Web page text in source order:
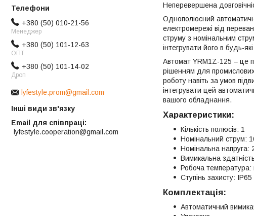
Неперевершена
Однополюсний
електромережі від
струму з номінальним
інтегрувати його в будь-
Автомат YRM1Z-125 – це
рішенням для
роботу навіть за умов
інтегрувати цей
вашого обладнання.
Характеристики:
Кількість полюсів: 1
Номінальний струм:
Номінальна напруга:
Вимикальна
Робоча температура:
Ступінь захисту: IP65
Комплектація:
Автоматичний
+380 (50) 010-21-56
Менеджер
+380 (50) 101-12-63
ОПТ
+380 (50) 101-14-02
Дроп
lyfestyle.prom@gmail.com
Інші види зв'язку
Email для співпраці
lyfestyle.cooperation@gmail.com